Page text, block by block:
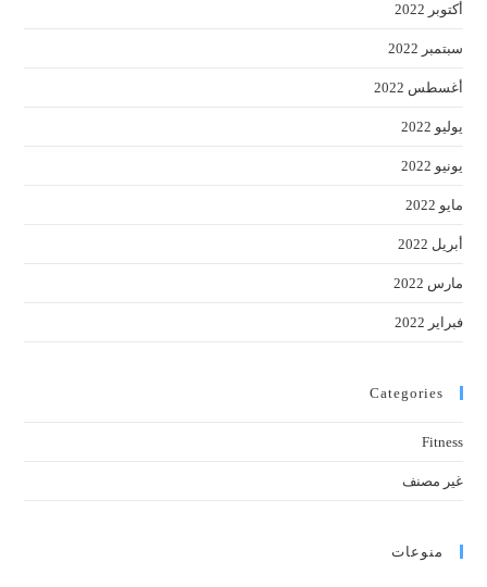
أكتوبر 2022
سبتمبر 2022
أغسطس 2022
يوليو 2022
يونيو 2022
مايو 2022
أبريل 2022
مارس 2022
فبراير 2022
Categories
Fitness
غير مصنف
منوعات